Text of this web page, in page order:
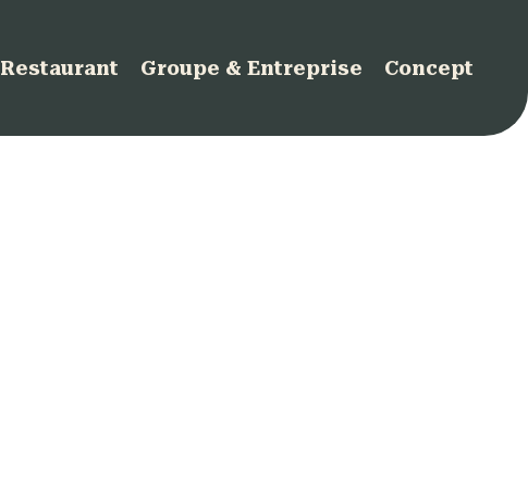
Restaurant Groupe & Entreprise Concept